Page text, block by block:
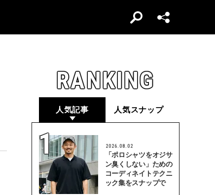
RANKING
人気記事 人気スナップ
2026.08.02
「ポロシャツをオジサ
ン臭くしない」ための
コーディネイトテクニ
ック集をスナップで